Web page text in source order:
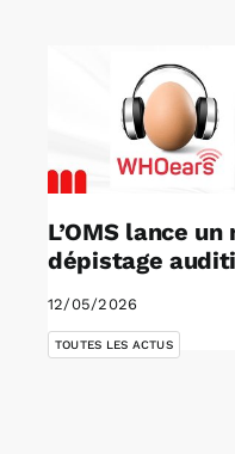
Rechercher:
Annonces emploi
L’OMS lance
dépistage
12/05/2026
TOUTES LES ACTUS